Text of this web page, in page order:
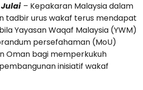
Julai – Kepakaran Malaysia dalam
tadbir urus wakaf terus mendapat
Yayasan Waqaf Malaysia (YWM)
persefahaman (MoU)
Oman bagi memperkukuh
inisiatif wakaf